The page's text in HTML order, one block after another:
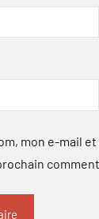
mon e-mail